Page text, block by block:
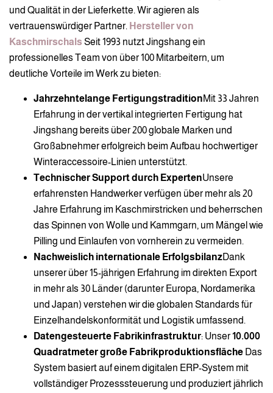
und Qualität in der Lieferkette. Wir agieren als
vertrauenswürdiger Partner. Hersteller von
Kaschmirschals Seit 1993 nutzt Jingshang ein
professionelles Team von über 100 Mitarbeitern, um
deutliche Vorteile im Werk zu bieten:
Jahrzehntelange FertigungstraditionMit 33 Jahren
Erfahrung in der vertikal integrierten Fertigung hat
Jingshang bereits über 200 globale Marken und
Großabnehmer erfolgreich beim Aufbau hochwertiger
Winteraccessoire-Linien unterstützt.
Technischer Support durch ExpertenUnsere
erfahrensten Handwerker verfügen über mehr als 20
Jahre Erfahrung im Kaschmirstricken und beherrschen
das Spinnen von Wolle und Kammgarn, um Mängel wie
Pilling und Einlaufen von vornherein zu vermeiden.
Nachweislich internationale ErfolgsbilanzDank
unserer über 15-jährigen Erfahrung im direkten Export
in mehr als 30 Länder (darunter Europa, Nordamerika
und Japan) verstehen wir die globalen Standards für
Einzelhandelskonformität und Logistik umfassend.
Datengesteuerte Fabrikinfrastruktur: Unser10.000
Quadratmeter große Fabrikproduktionsfläche Das
System basiert auf einem digitalen ERP-System mit
vollständiger Prozesssteuerung und produziert jährlich